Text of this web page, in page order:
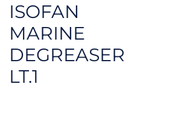
ISOFAN
MARINE
DEGREASER
LT.1